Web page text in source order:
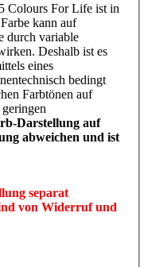
Colours For Life ist in
kann auf
durch variable
Deshalb ist es
eines
bedingt
Farbtönen auf
Darstellung auf
abweichen und ist
separat
von Widerruf und